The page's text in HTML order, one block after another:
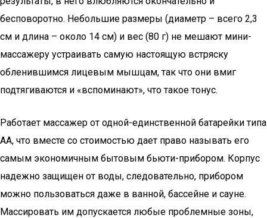
бесповоротно. Небольшие размеры (диаметр – всего 2,3
см и длина – около 14 см) и вес (80 г) не мешают мини-
массажеру устраивать самую настоящую встряску
обленившимся лицевым мышцам, так что они вмиг
подтягиваются и «вспоминают», что такое тонус.
Работает массажер от одной-единственной батарейки типа
АА, что вместе со стоимостью дает право называть его
самым экономичным бытовым бьюти-прибором. Корпус
надежно защищен от воды, следовательно, прибором
можно пользоваться даже в ванной, бассейне и сауне.
Массировать им допускается любые проблемные зоны,